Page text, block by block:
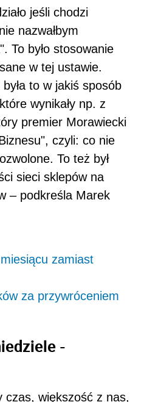
jeśli chodzi
nazwałbym
To było stosowanie
w tej ustawie.
to w jakiś sposób
wynikały np. z
premier Morawiecki
czyli: co nie
To też był
sieci sklepów na
– podkreśla Marek
zamiast
za przywróceniem
-
czas, większość z nas,